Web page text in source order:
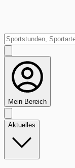
Mein Bereich
Aktuelles